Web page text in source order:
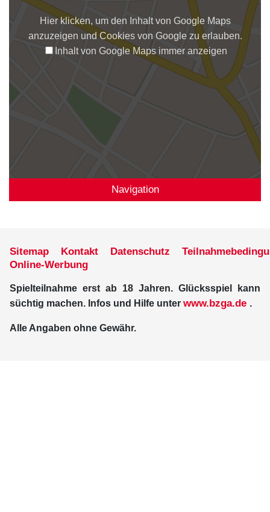
Hier klicken, um den Inhalt von Google Maps
anzuzeigen und Cookies von Google zu erlauben.
Inhalt von Google Maps immer anzeigen
Navigation
Sitemap Kontakt Datenschutz
Online-Werbung
Spielteilnahme erst ab 18 Jahren. Glücksspiel kann
süchtig machen. Infos und Hilfe unter www.bzga.de .
Alle Angaben ohne Gewähr.